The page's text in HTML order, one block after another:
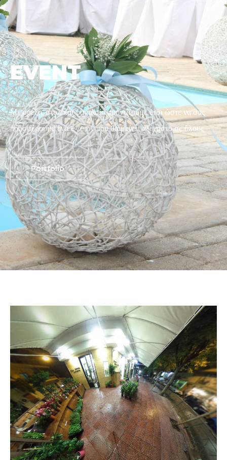
EVENT
Με όρεξη, στυλ και φαντασία,φροντίζουμε έτσι ώστε να σας
προσφέρουμε ένα event που θα μείνει αξέχαστο σε όλους.
Portfolio